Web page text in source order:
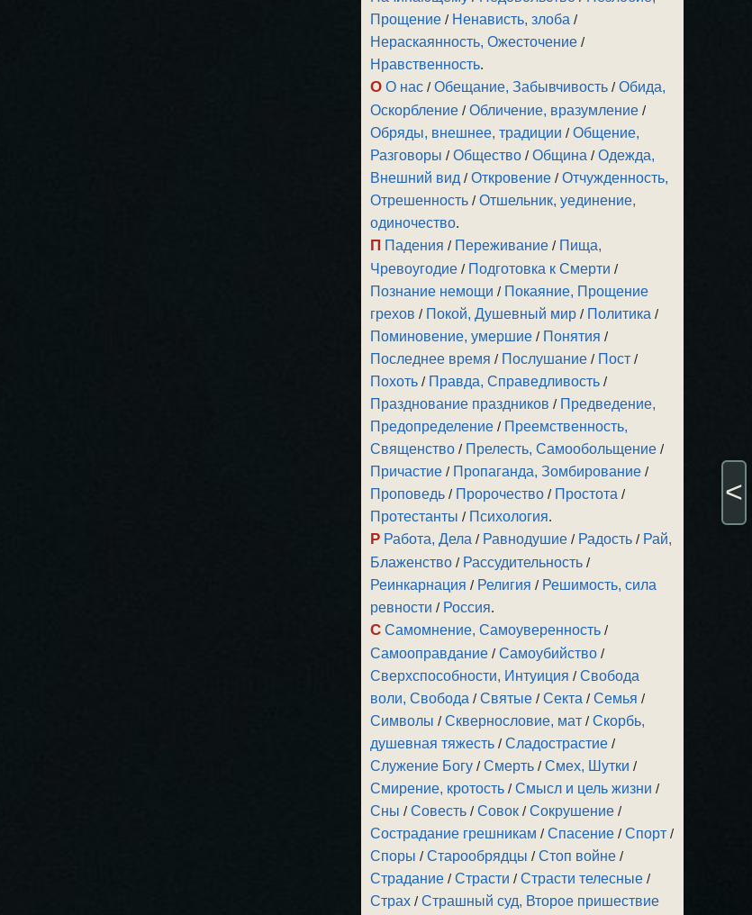
Прощение / Ненависть, злоба /
Нераскаянность, Ожесточение /
Нравственность.
О О нас /Обещание, Забывчивость /Обида,
Оскорбление /Обличение, вразумление /
Обряды, внешнее, традиции /Общение,
Разговоры /Общество /Община /Одежда,
Внешний вид /Откровение /Отчужденность,
Отрешенность /Отшельник, уединение,
одиночество.
П Падения / Переживание / Пища,
Чревоугодие / Подготовка к Смерти /
Познание немощи / Покаяние, Прощение
грехов / Покой, Душевный мир / Политика /
Поминовение, умершие / Понятия /
Последнее время / Послушание / Пост /
Похоть / Правда, Справедливость /
Празднование праздников / Предведение,
Предопределение / Преемственность,
Священство / Прелесть, Самообольщение /
Причастие / Пропаганда, Зомбирование /
Проповедь / Пророчество / Простота /
Протестанты / Психология.
Р Работа, Дела / Равнодушие / Радость / Рай,
Блаженство / Рассудительность /
Реинкарнация / Религия / Решимость, сила
ревности / Россия.
С Самомнение, Самоуверенность /
Самооправдание /Самоубийство /
Сверхспособности, Интуиция /Свобода
воли, Свобода /Святые /Секта /Семья /
Символы /Сквернословие, мат /Скорбь,
душевная тяжесть /Сладострастие /
Служение Богу /Смерть /Смех, Шутки /
Смирение, кротость /Смысл и цель жизни /
Сны /Совесть /Совок /Сокрушение /
Сострадание грешникам /Спасение /Спорт /
Споры /Старообрядцы /Стоп войне /
Страдание /Страсти /Страсти телесные /
Страх /Страшный суд, Второе пришествие
<